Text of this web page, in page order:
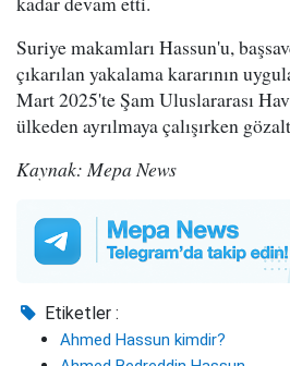
Suriye makamları Hassun'u,
çıkarılan yakalama kararının
Mart 2025'te Şam Uluslararası
ülkeden ayrılmaya çalışırken
Kaynak: Mepa News
Etiketler :
Ahmed Hassun kimdir?